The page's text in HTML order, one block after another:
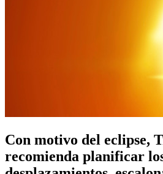
Con motivo del eclipse,
recomienda planificar